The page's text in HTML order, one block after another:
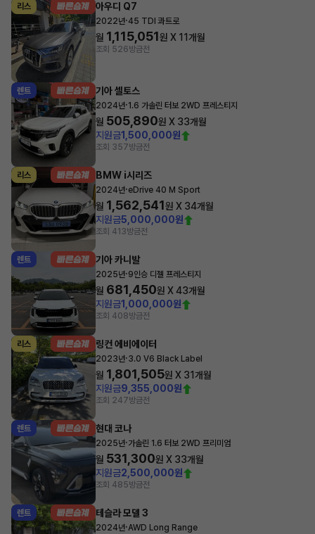
리스 아우디 Q7
2022년·45 TDI 콰트로
월 1,115,051원 X 11개월
조회 526방금전
렌트 기아 셀토스
2024년·1.6 가솔린 터보 2WD 프레스티지
월 505,890원 X 33개월
지원금1,500,000원
조회 357방금전
리스 BMW i시리즈
2024년·eDrive 40 M Sport
월 1,562,541원 X 34개월
지원금5,000,000원
조회 413방금전
렌트 기아 카니발
2025년·9인승 디젤 프레스티지
월 681,450원 X43개월
지원금1,000,000원
조회 408방금전
리스 링컨 에비에이터
2023년·3.0 V6 Black Label
월 1,801,505원 X 31개월
지원금9,355,000원
조회 247방금전
렌트 현대 코나
2025년·가솔린 1.6 터보 2WD 프리미엄
월 531,300원 X 33개월
지원금2,500,000원
조회 485방금전
렌트 테슬라 모델 3
2024년·AWD Long Range